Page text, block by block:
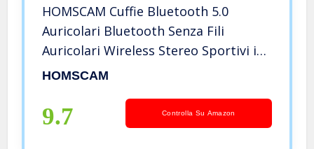
HOMSCAM Cuffie Bluetooth 5.0
Auricolari Bluetooth Senza Fili
Auricolari Wireless Stereo Sportivi in
Ear con Custodia da Ricarica 800mAh
Android Smartphone PC
HOMSCAM
9.7 Controlla Su Amazon